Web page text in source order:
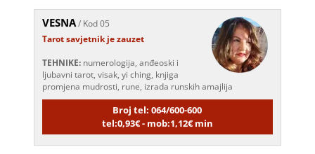
VESNA/ Kod 05
Tarot savjetnik je zauzet
TEHNIKE:numerologija, anđeoski i
ljubavni tarot, visak, yi ching, knjiga
promjena mudrosti, rune, izrada runskih amajlija
Broj tel: 064/600-600
tel:0,93€ - mob:1,12€ min